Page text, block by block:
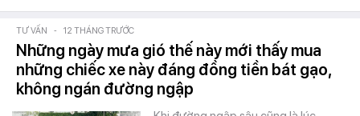
TƯ VẤN - 12 THÁNG TRƯỚC
Những ngày mưa gió thế này mới thấy mua
những chiếc xe này đáng đồng tiền bát gạo,
không ngán đường ngập